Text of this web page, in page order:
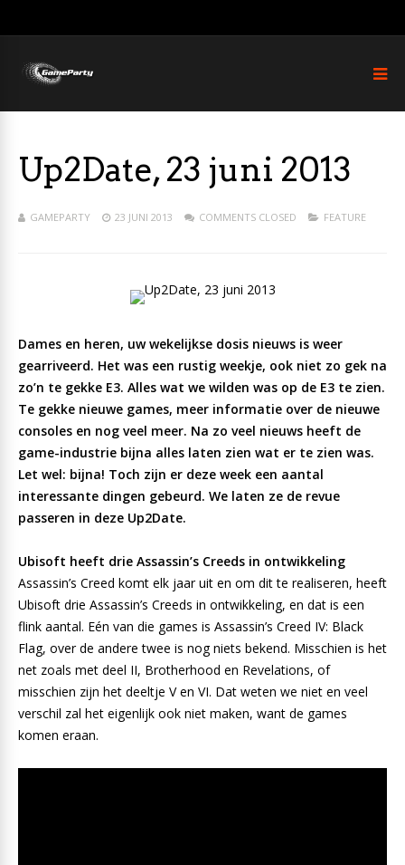
Up2Date, 23 juni 2013
GAMEPARTY 23 JUNI 2013 COMMENTS CLOSED FEATURE
Dames en heren, uw wekelijkse dosis nieuws is weer
gearriveerd. Het was een rustig weekje, ook niet zo gek na
zo’n te gekke E3. Alles wat we wilden was op de E3 te zien.
Te gekke nieuwe games, meer informatie over de nieuwe
consoles en nog veel meer. Na zo veel nieuws heeft de
game-industrie bijna alles laten zien wat er te zien was.
Let wel: bijna! Toch zijn er deze week een aantal
interessante dingen gebeurd. We laten ze de revue
passeren in deze Up2Date.
Ubisoft heeft drie Assassin’s Creeds in ontwikkeling
Assassin’s Creed komt elk jaar uit en om dit te realiseren, heeft
Ubisoft drie Assassin’s Creeds in ontwikkeling, en dat is een
flink aantal. Eén van die games is Assassin’s Creed IV: Black
Flag, over de andere twee is nog niets bekend. Misschien is het
net zoals met deel II, Brotherhood en Revelations, of
misschien zijn het deeltje V en VI. Dat weten we niet en veel
verschil zal het eigenlijk ook niet maken, want de games
komen eraan.